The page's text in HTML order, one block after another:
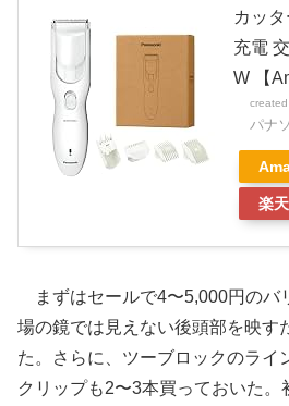
カッ
充電
W 【
パナ
楽
まずはセールで4〜5,000円のバ
場の鏡では見えない後頭部を映す
た。さらに、ツーブロックのライ
クリップも2〜3本買っておいた。